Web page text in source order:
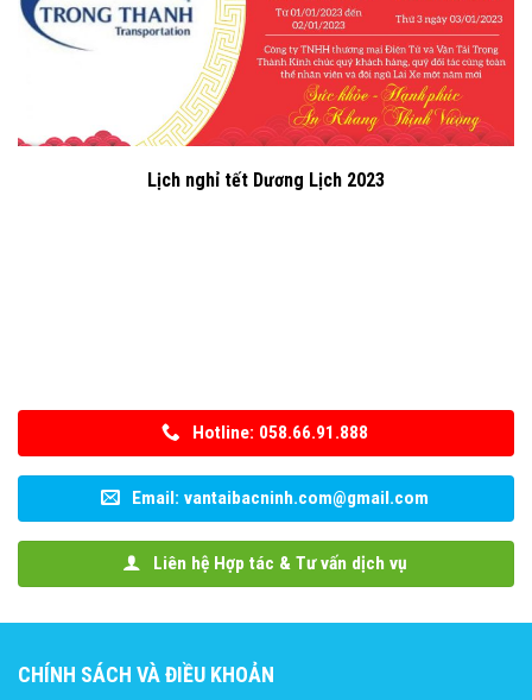
Lịch nghỉ tết Dương Lịch 2023
Hotline: 058.66.91.888
Email: vantaibacninh.com@gmail.com
Liên hệ Hợp tác & Tư vấn dịch vụ
CHÍNH SÁCH VÀ ĐIỀU KHOẢN